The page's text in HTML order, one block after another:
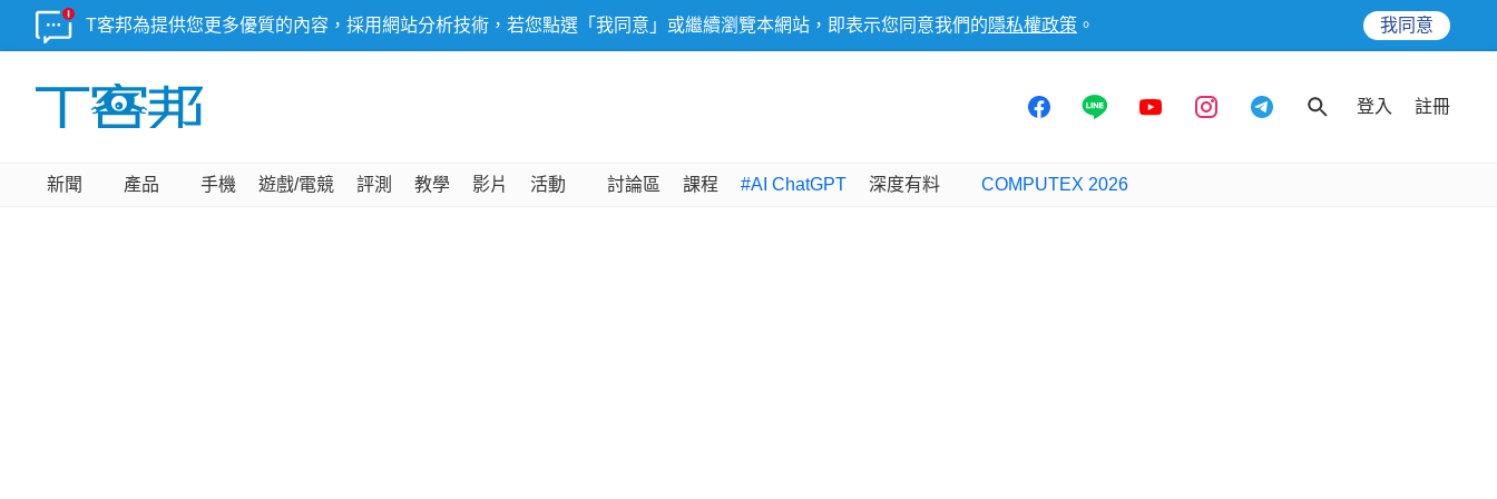
T客邦為提供您更多優質的內容，採用網站分析技術，若您點選「我同意」或繼續瀏覽本網站，即表示您同意我們的 隱私權政策 。 我同意
登入 註冊
新聞 產品 手機 遊戲/電競 評測 教學 影片 活動 討論區 課程 #AI ChatGPT 深度有料 COMPUTEX 2026